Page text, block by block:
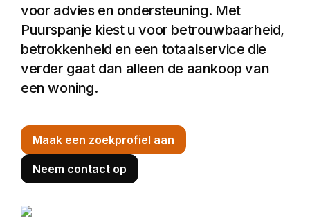
voor advies en ondersteuning. Met
Puurspanje kiest u voor betrouwbaarheid,
betrokkenheid en een totaalservice die
verder gaat dan alleen de aankoop van
een woning.
Maak een zoekprofiel aan
Neem contact op